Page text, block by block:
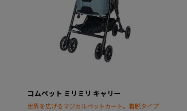
コムペット ミリミリ キャリー
世界を広げるマジカルペットカート。着脱タイプ